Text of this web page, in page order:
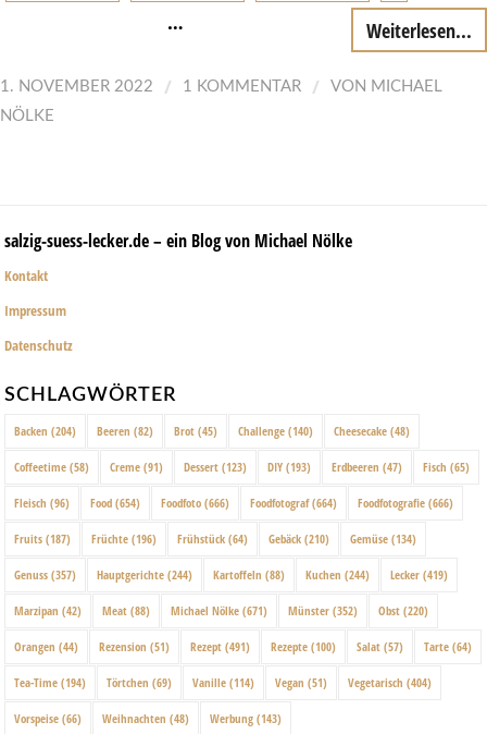
… Weiterlesen...
1. NOVEMBER 2022 / 1 KOMMENTAR / VON MICHAEL
NÖLKE
salzig-suess-lecker.de – ein Blog von Michael Nölke
Kontakt
Impressum
Datenschutz
SCHLAGWÖRTER
Backen (204) Beeren (82) Brot (45) Challenge (140) Cheesecake (48)
Coffeetime (58) Creme (91) Dessert (123) DIY (193) Erdbeeren (47) Fisch (65)
Fleisch (96) Food (654) Foodfoto (666) Foodfotograf(664) Foodfotografie (666)
Fruits (187) Früchte (196) Frühstück (64) Gebäck (210) Gemüse (134)
Genuss (357) Hauptgerichte (244) Kartoffeln (88) Kuchen (244) Lecker (419)
Marzipan (42) Meat (88) Michael Nölke (671) Münster (352) Obst (220)
Orangen (44) Rezension (51) Rezept (491) Rezepte (100) Salat (57) Tarte (64)
Tea-Time (194) Törtchen (69) Vanille (114) Vegan (51) Vegetarisch (404)
Vorspeise (66) Weihnachten (48) Werbung (143)